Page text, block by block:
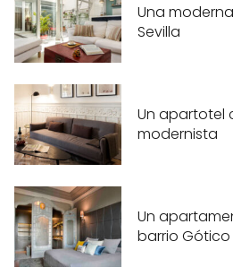
Una
Sevilla
Un apartotel
modernista
Un
barrio Gótico